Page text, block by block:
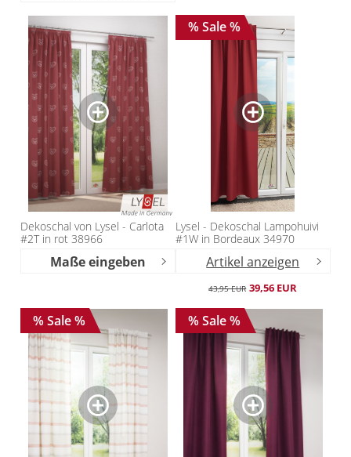
Dekoschal von Lysel - Carlota
#2T in rot 38966
Maße eingeben
% Sale %
Lysel - Dekoschal Lampohuivi
#1W in Bordeaux 34970
Artikel anzeigen
43,95 EUR 39,56 EUR
% Sale % % Sale %